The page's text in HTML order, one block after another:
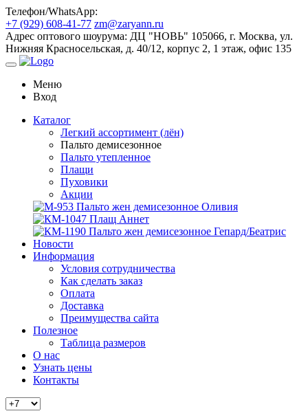
Телефон/WhatsApp:
+7 (929) 608-41-77 zm@zaryann.ru
Адрес оптового шоурума: ДЦ "НОВЬ" 105066, г. Москва, ул.
Нижняя Красносельская, д. 40/12, корпус 2, 1 этаж, офис 135
Меню
Вход
Каталог
Легкий ассортимент (лён)
Пальто демисезонное
Пальто утепленное
Плащи
Пуховики
Акции
Новости
Информация
Условия сотрудничества
Как сделать заказ
Оплата
Доставка
Преимущества сайта
Полезное
Таблица размеров
О нас
Узнать цены
Контакты